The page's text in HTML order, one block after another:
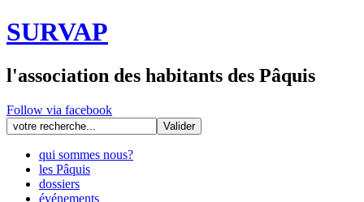
SURVAP
l'association des habitants des Pâquis
Follow via facebook
qui sommes nous?
les Pâquis
dossiers
événements